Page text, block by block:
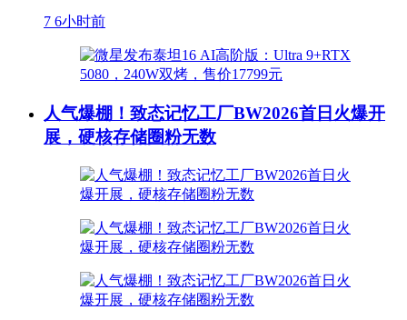
7 6小时前
人气爆棚！致态记忆工厂BW2026首日火爆开
展，硬核存储圈粉无数